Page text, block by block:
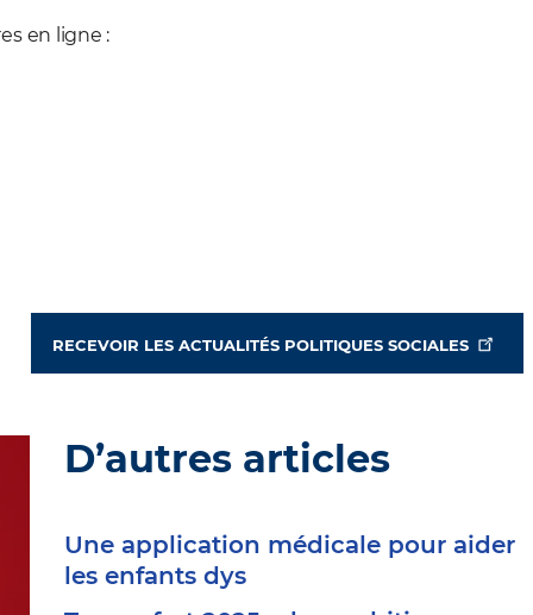
en ligne :
RECEVOIR LES ACTUALITÉS POLITIQUES SOCIALES
D’autres articles
Une application médicale pour aider
les enfants dys